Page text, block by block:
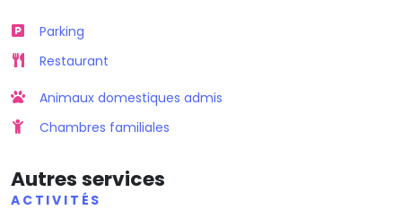
Parking
Restaurant
Animaux domestiques admis
Chambres familiales
Autres services
ACTIVITÉS